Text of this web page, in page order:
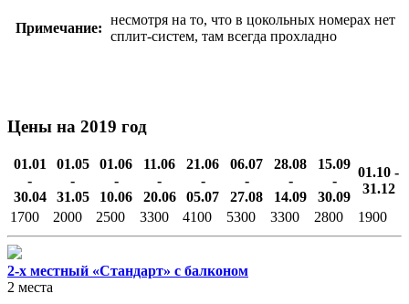
Примечание:
несмотря на то, что в цокольных номерах нет
сплит-систем, там всегда прохладно
Цены на 2019 год
01.01
-
30.04
01.05
-
31.05
01.06
-
10.06
11.06
-
20.06
21.06
-
05.07
06.07
-
27.08
28.08
-
14.09
15.09
-
30.09
01.10 -
31.12
1700
2000 2500 3300 4100 5300 3300 2800 1900
2-х местный «Стандарт» с балконом
2 места